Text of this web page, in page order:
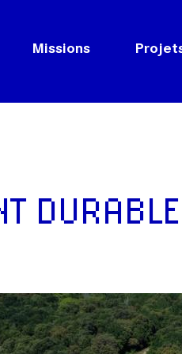
Missions